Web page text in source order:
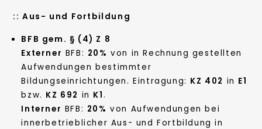
::Aus- und Fortbildung
BFB gem. § (4) Z 8
Externer BFB: 20% von in Rechnung gestellten
Aufwendungen bestimmter
Bildungseinrichtungen. Eintragung: KZ 402 in E1
bzw. KZ 692 in K1.
Interner BFB: 20% von Aufwendungen bei
innerbetrieblicher Aus- und Fortbildung in